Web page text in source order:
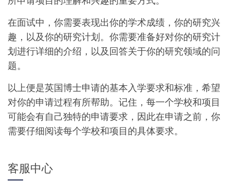
在面试中，你需要表现出你的学术成绩，你的研究兴
趣，以及你的研究计划。你需要准备好对你的研究计
划进行详细的介绍，以及回答关于你的研究领域的问
题。
以上便是英国博士申请的基本入学要求和标准，希望
对你的申请过程有所帮助。记住，每一个学校和项目
可能会有自己独特的申请要求，因此在申请之前，你
需要仔细阅读每个学校和项目的具体要求。
客服中心